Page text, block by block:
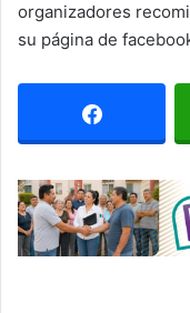
organizadores
su página de